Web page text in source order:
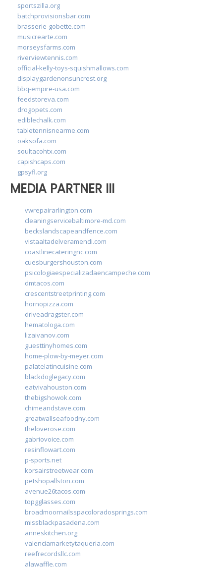
sportszilla.org
batchprovisionsbar.com
brasserie-gobette.com
musicrearte.com
morseysfarms.com
riverviewtennis.com
official-kelly-toys-squishmallows.com
displaygardenonsuncrest.org
bbq-empire-usa.com
feedstoreva.com
drogopets.com
ediblechalk.com
tabletennisnearme.com
oaksofa.com
soultacohtx.com
capishcaps.com
gpsyfl.org
MEDIA PARTNER III
vwrepairarlington.com
cleaningservicebaltimore-md.com
beckslandscapeandfence.com
vistaaltadelveramendi.com
coastlinecateringnc.com
cuesburgershouston.com
psicologiaespecializadaencampeche.com
dmtacos.com
crescentstreetprinting.com
hornopizza.com
driveadragster.com
hematologa.com
lizaivanov.com
guesttinyhomes.com
home-plow-by-meyer.com
palatelatincuisine.com
blackdoglegacy.com
eatvivahouston.com
thebigshowok.com
chimeandstave.com
greatwallseafoodny.com
theloverose.com
gabriovoice.com
resinflowart.com
p-sports.net
korsairstreetwear.com
petshopallston.com
avenue26tacos.com
topgglasses.com
broadmoornailsspacoloradosprings.com
missblackpasadena.com
anneskitchen.org
valenciamarketytaqueria.com
reefrecordsllc.com
alawaffle.com